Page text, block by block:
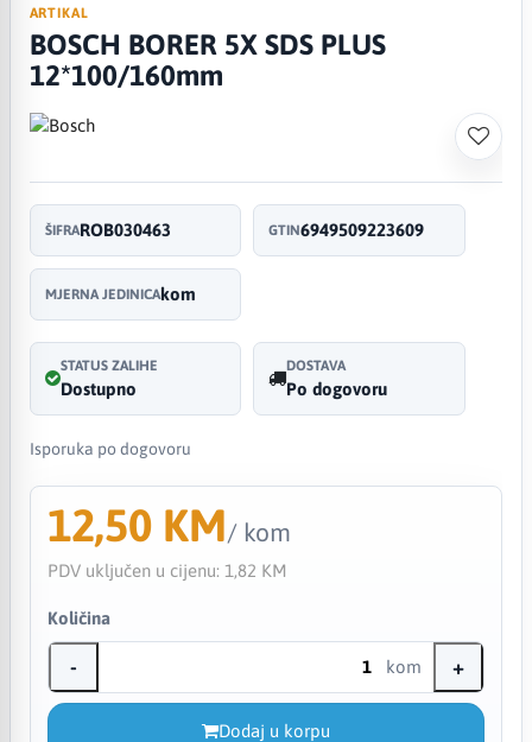
ARTIKAL
BOSCH BORER 5X SDS PLUS
12*100/160mm
ŠIFRAROB030463 GTIN6949509223609
MJERNA JEDINICAkom
STATUS ZALIHE
Dostupno
DOSTAVA
Po dogovoru
Isporuka po dogovoru
12,50 KM/ kom
PDV uključen u cijenu: 1,82 KM
Količina
- kom +
Dodaj u korpu